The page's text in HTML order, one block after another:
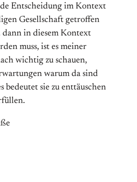
Entscheidung im Kontext
Gesellschaft getroffen
dann in diesem Kontext
muss, ist es meiner
wichtig zu schauen,
warum da sind
bedeutet sie zu enttäuschen